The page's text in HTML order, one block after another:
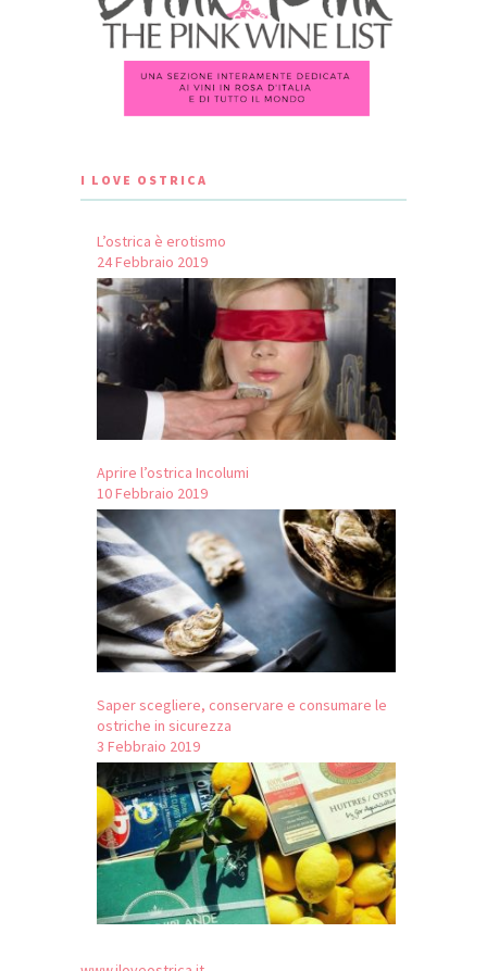
I LOVE OSTRICA
L’ostrica è erotismo
24 Febbraio 2019
Aprire l’ostrica Incolumi
10 Febbraio 2019
Saper scegliere, conservare e consumare le
ostriche in sicurezza
3 Febbraio 2019